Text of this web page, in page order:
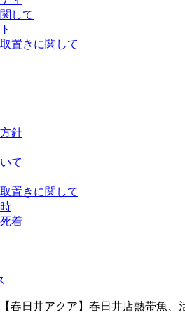
して
置きに関して
針
て
置きに関して
着
【春日井アクア】春日井店熱帯魚、